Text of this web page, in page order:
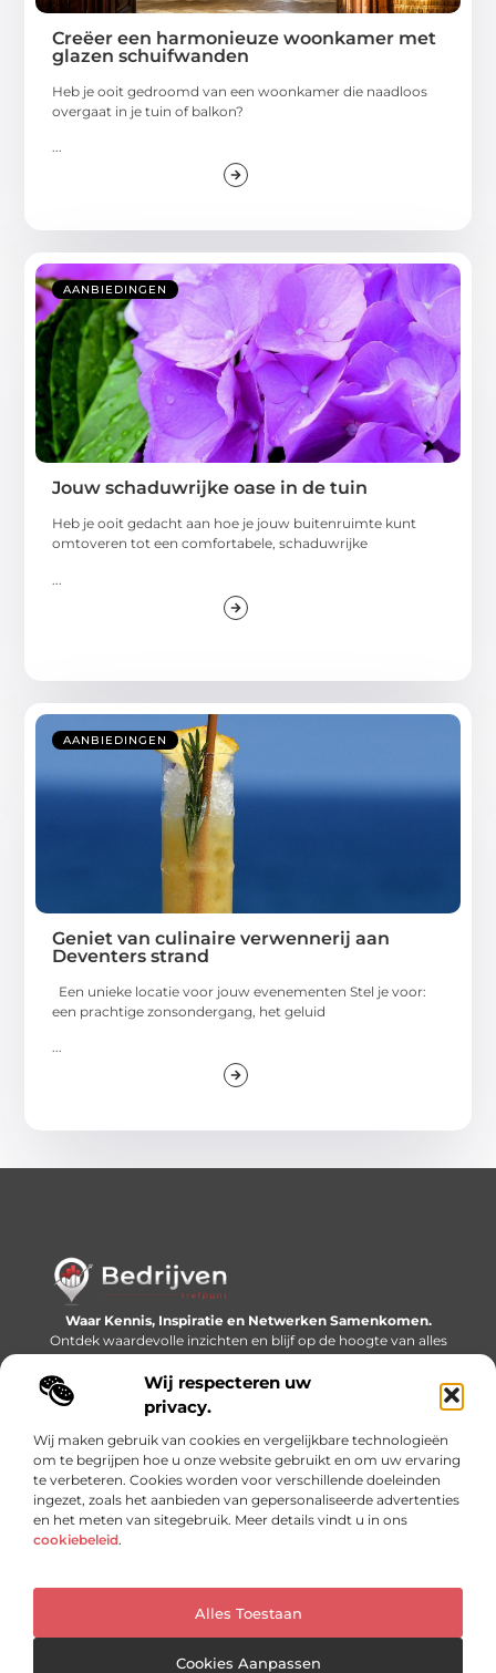
Wij respecteren uw
privacy.
Wij maken gebruik van cookies en vergelijkbare technologieën
om te begrijpen hoe u onze website gebruikt en om uw ervaring
te verbeteren. Cookies worden voor verschillende doeleinden
ingezet, zoals het aanbieden van gepersonaliseerde advertenties
en het meten van sitegebruik. Meer details vindt u in ons
cookiebeleid.
Alles Toestaan
Cookies Aanpassen
Creëer een harmonieuze woonkamer met
glazen schuifwanden
Heb je ooit gedroomd van een woonkamer die naadloos
overgaat in je tuin of balkon?
...
AANBIEDINGEN
Jouw schaduwrijke oase in de tuin
Heb je ooit gedacht aan hoe je jouw buitenruimte kunt
omtoveren tot een comfortabele, schaduwrijke
AANBIEDINGEN
Geniet van culinaire verwennerij aan
Deventers strand
Een unieke locatie voor jouw evenementen Stel je voor:
een prachtige zonsondergang, het geluid
Waar Kennis, Inspiratie en Netwerken Samenkomen.
Ontdek waardevolle inzichten en blijf op de hoogte van alles
wat er speelt in de wereld.
Bericht categorie
Onze informatie
@2025 www.bedrijventrefpunt.nl. All Right Reserved.